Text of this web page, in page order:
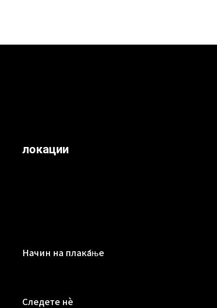
локации
Начин на плаќање
Следете нè